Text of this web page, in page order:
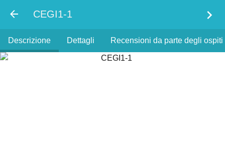
CEGI1-1 chevron_right
Descrizione Dettagli Recensioni da parte degli ospiti